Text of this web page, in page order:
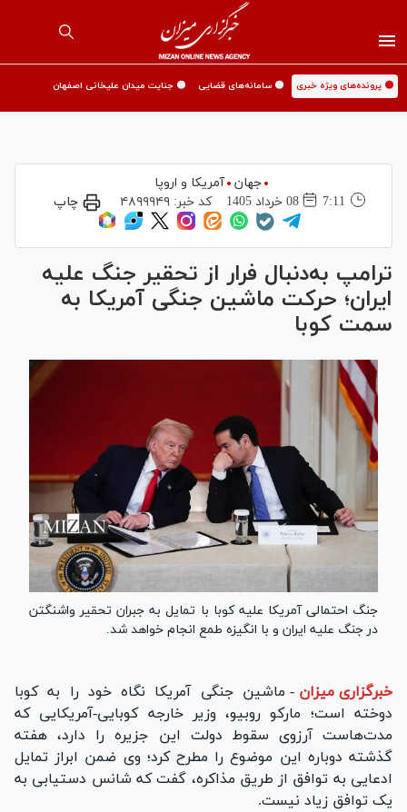
🟡 پرونده‌های ویژه خبری 🟡 سامانه‌های قضایی 🟡 جنایت میدان علیخانی اصفهان
جهان
آمریکا و اروپا
7:11
08 خرداد 1405 کد خبر:۴۸۹۹۹۴۹ چاپ
ترامپ به‌دنبال فرار از تحقیر جنگ علیه
ایران؛ حرکت ماشین جنگی آمریکا به
سمت کوبا
جنگ احتمالی آمریکا علیه کوبا با تمایل به جبران تحقیر واشنگتن
در جنگ علیه ایران و با انگیزه طمع انجام خواهد شد.
خبرگزاری میزان - ماشین جنگی آمریکا نگاه خود را به کوبا
دوخته است؛ مارکو روبیو، وزیر خارجه کوبایی-آمریکایی که
مدت‌هاست آرزوی سقوط دولت این جزیره را دارد، هفته
گذشته دوباره این موضوع را مطرح کرد؛ وی ضمن ابراز تمایل
ادعایی به توافق از طریق مذاکره، گفت که شانس دستیابی به
یک توافق زیاد نیست.